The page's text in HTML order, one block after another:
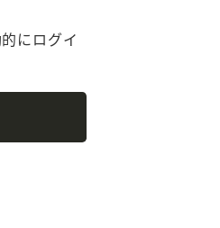
にログイ